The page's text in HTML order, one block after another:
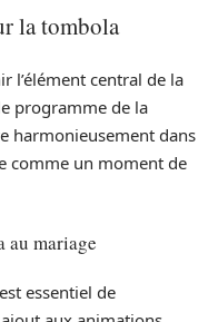
la tombola
l’élément central de la
programme de la
harmonieusement dans
comme un moment de
au mariage
essentiel de